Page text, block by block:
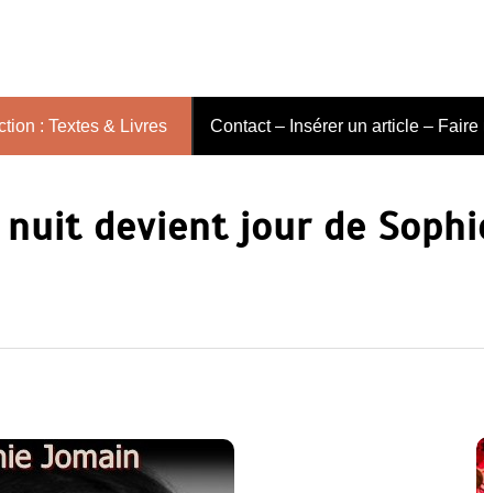
: Textes & Livres Contact – Insérer un article – Faire
nuit devient jour de